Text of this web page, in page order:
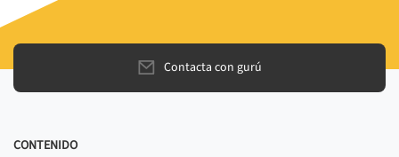
Contacta con gurú
CONTENIDO